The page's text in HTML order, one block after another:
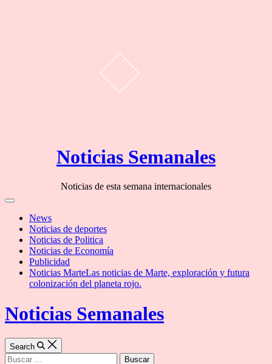
Noticias Semanales
Noticias de esta semana internacionales
Off
CanvasNews
Noticias de deportes
Noticias de Politica
Noticias de Economía
Publicidad
Noticias MarteLas noticias de Marte, exploración y futura
colonización del planeta rojo.
Noticias Semanales
Search
Buscar: